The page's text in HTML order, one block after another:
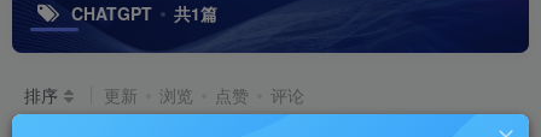
CHATGPT 共1篇
排序 更新 浏览 点赞 评论